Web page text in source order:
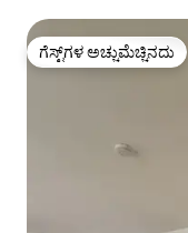
ಗೆಸ್ಟ್‌ಗಳ ಅಚ್ಚುಮೆಚ್ಚಿನದು
ಗೆಸ್ಟ್‌ಗಳ ಅಚ್ಚುಮೆಚ್ಚಿನದು